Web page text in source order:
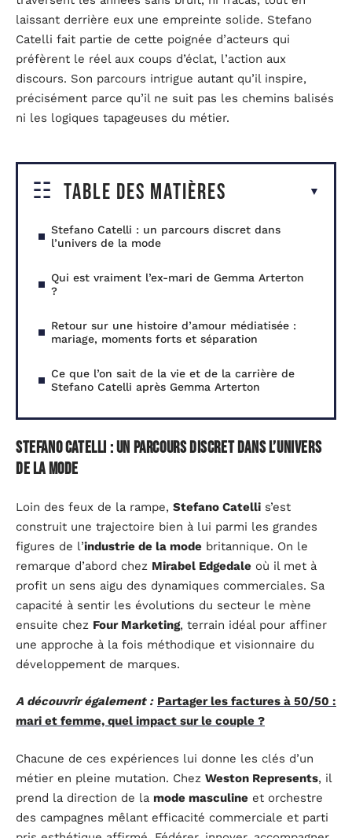
laissant derrière eux une empreinte solide. Stefano
Catelli fait partie de cette poignée d’acteurs qui
préfèrent le réel aux coups d’éclat, l’action aux
discours. Son parcours intrigue autant qu’il inspire,
précisément parce qu’il ne suit pas les chemins balisés
ni les logiques tapageuses du métier.
Table des matières
Stefano Catelli : un parcours discret dans
l’univers de la mode
Qui est vraiment l’ex-mari de Gemma Arterton
?
Retour sur une histoire d’amour médiatisée :
mariage, moments forts et séparation
Ce que l’on sait de la vie et de la carrière de
Stefano Catelli après Gemma Arterton
Stefano Catelli : un parcours discret dans l’univers
de la mode
Loin des feux de la rampe, Stefano Catelli s’est
construit une trajectoire bien à lui parmi les grandes
figures de l’industrie de la mode britannique. On le
remarque d’abord chez Mirabel Edgedale où il met à
profit un sens aigu des dynamiques commerciales. Sa
capacité à sentir les évolutions du secteur le mène
ensuite chez Four Marketing, terrain idéal pour affiner
une approche à la fois méthodique et visionnaire du
développement de marques.
A découvrir également : Partager les factures à 50/50 :
mari et femme, quel impact sur le couple ?
Chacune de ces expériences lui donne les clés d’un
métier en pleine mutation. Chez Weston Represents, il
prend la direction de la mode masculine et orchestre
des campagnes mêlant efficacité commerciale et parti